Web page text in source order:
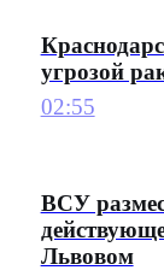
угрозой
02:55
ВСУ
Львовом